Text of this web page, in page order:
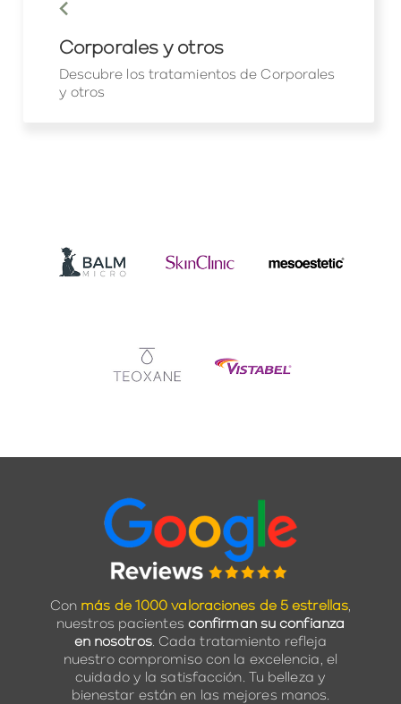
keyboard_arrow_left
Corporales y otros
Descubre los tratamientos de Corporales
y otros
Con más de 1000 valoraciones de 5 estrellas
nuestros pacientes confirman su confianza
en nosotros. Cada tratamiento refleja
nuestro compromiso con la excelencia, el
cuidado y la satisfacción. Tu belleza y
bienestar están en las mejores manos.